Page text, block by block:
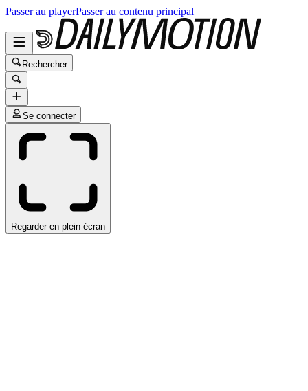
Passer au playerPasser au contenu principal
Rechercher
Se connecter
Regarder en plein écran